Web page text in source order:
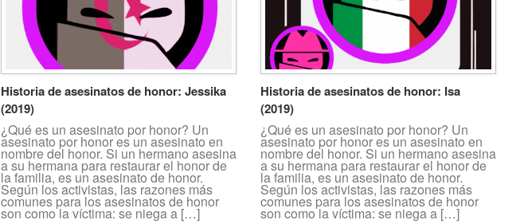
Historia de asesinatos de honor: Jessika
(2019)
¿Qué es un asesinato por honor? Un
asesinato por honor es un asesinato en
nombre del honor. Si un hermano asesina
a su hermana para restaurar el honor de
la familia, es un asesinato de honor.
Según los activistas, las razones más
comunes para los asesinatos de honor
son como la víctima: se niega a […]
Historia de asesinatos de honor: Isa
(2019)
¿Qué es un asesinato por honor? Un
asesinato por honor es un asesinato en
nombre del honor. Si un hermano asesina
a su hermana para restaurar el honor de
la familia, es un asesinato de honor.
Según los activistas, las razones más
comunes para los asesinatos de honor
son como la víctima: se niega a […]